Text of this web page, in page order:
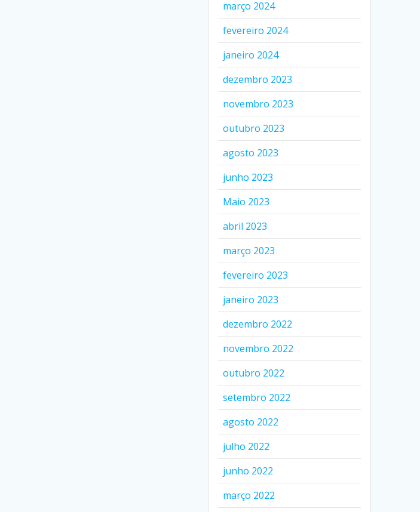
março 2024
fevereiro 2024
janeiro 2024
dezembro 2023
novembro 2023
outubro 2023
agosto 2023
junho 2023
Maio 2023
abril 2023
março 2023
fevereiro 2023
janeiro 2023
dezembro 2022
novembro 2022
outubro 2022
setembro 2022
agosto 2022
julho 2022
junho 2022
março 2022